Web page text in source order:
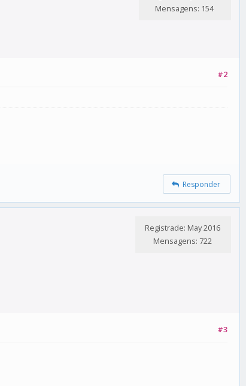
Mensagens: 154
#2
Responder
Registrade: May 2016
Mensagens: 722
#3